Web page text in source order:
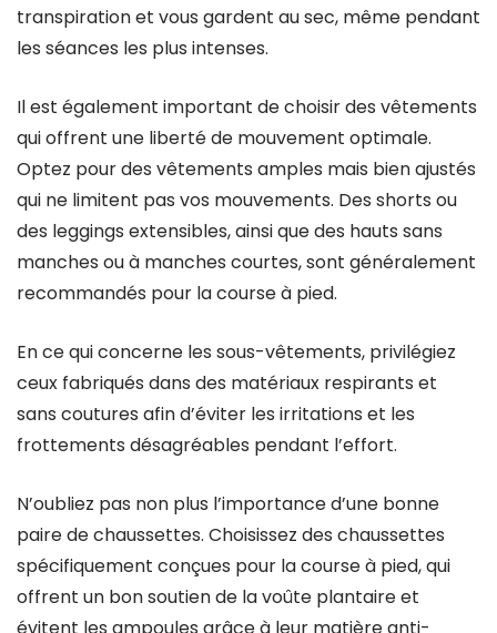
transpiration et vous gardent au sec, même pendant
les séances les plus intenses.
Il est également important de choisir des vêtements
qui offrent une liberté de mouvement optimale.
Optez pour des vêtements amples mais bien ajustés
qui ne limitent pas vos mouvements. Des shorts ou
des leggings extensibles, ainsi que des hauts sans
manches ou à manches courtes, sont généralement
recommandés pour la course à pied.
En ce qui concerne les sous-vêtements, privilégiez
ceux fabriqués dans des matériaux respirants et
sans coutures afin d’éviter les irritations et les
frottements désagréables pendant l’effort.
N’oubliez pas non plus l’importance d’une bonne
paire de chaussettes. Choisissez des chaussettes
spécifiquement conçues pour la course à pied, qui
offrent un bon soutien de la voûte plantaire et